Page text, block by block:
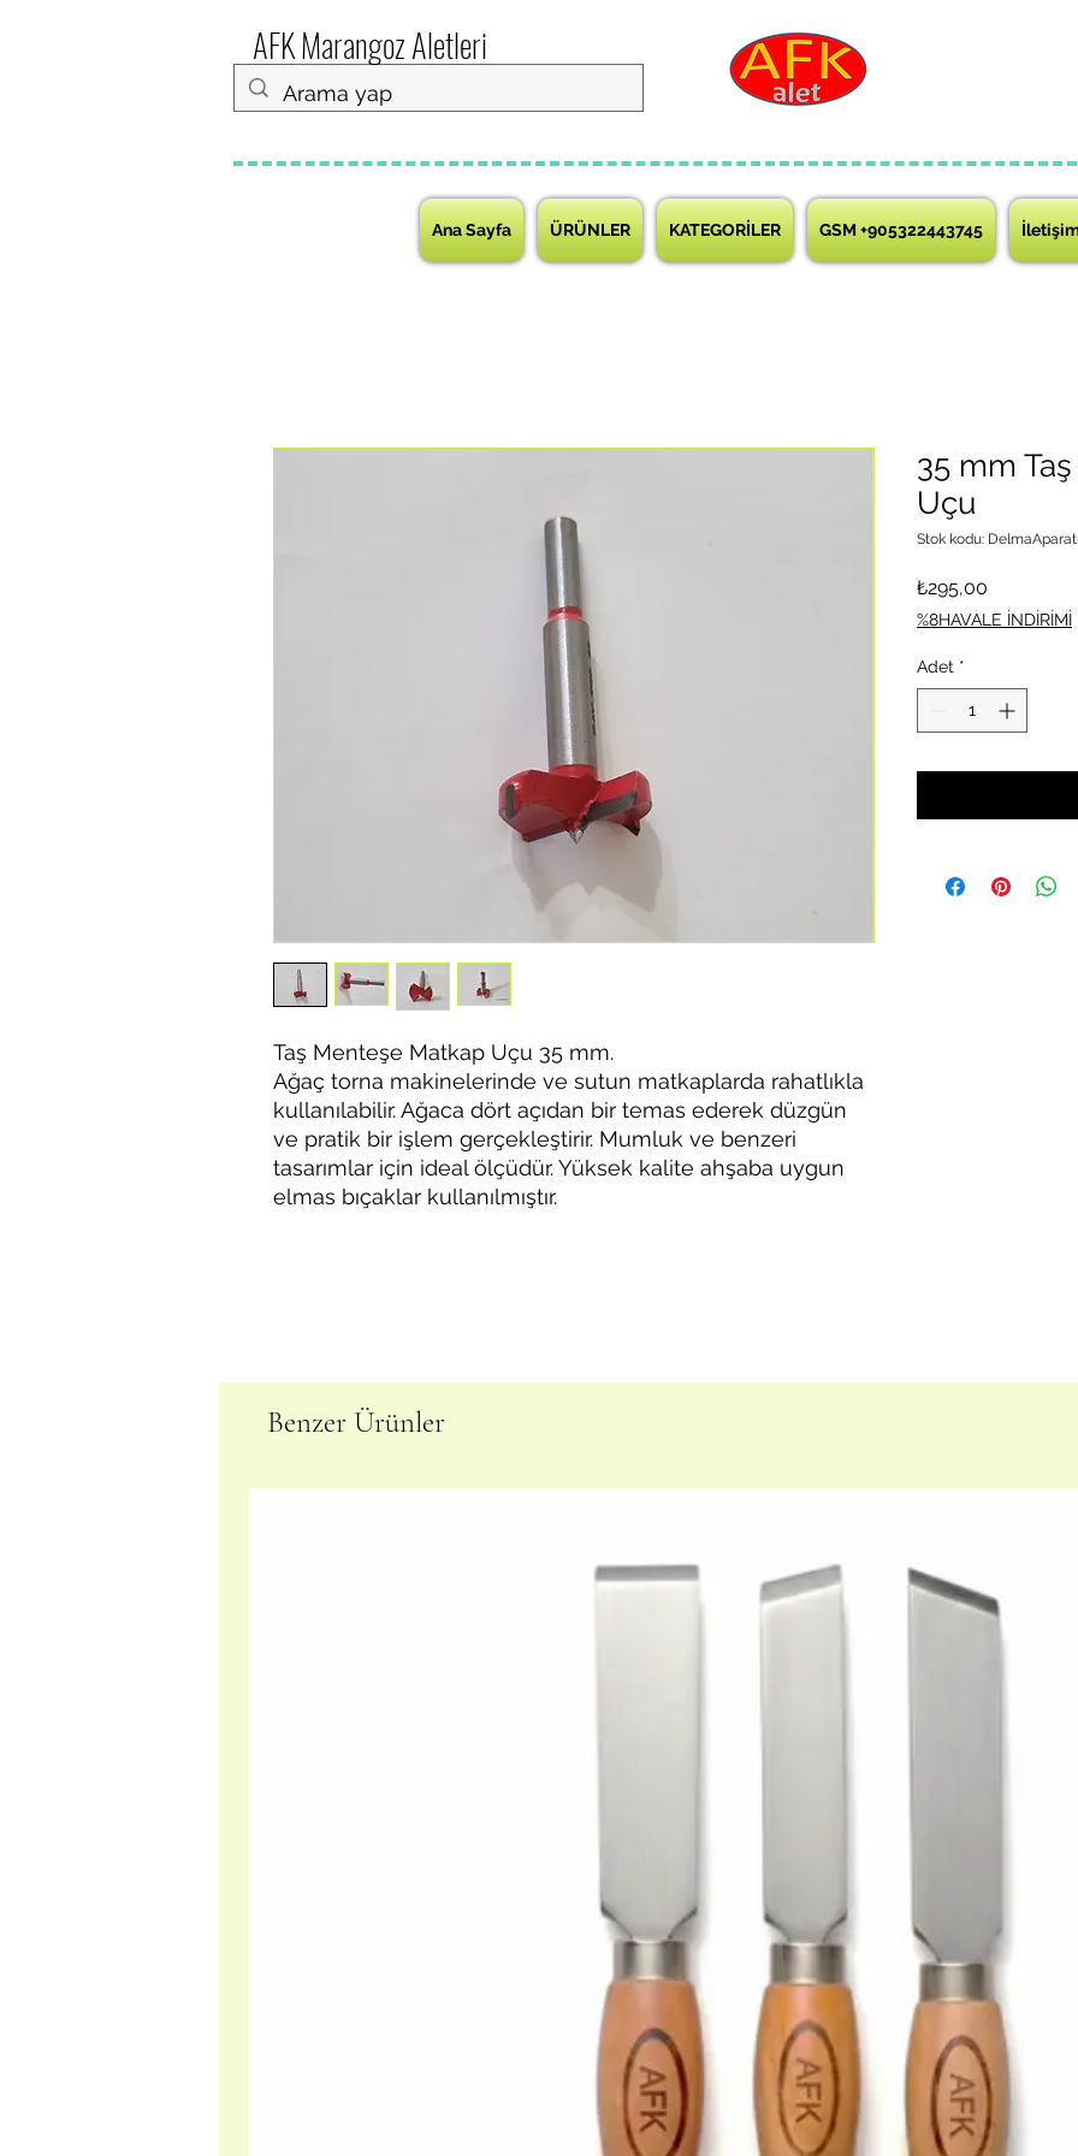
AFK Marangoz Aletleri
Ana Sayfa ÜRÜNLER KATEGORİLER GSM +905322443745
Taş Menteşe Matkap Uçu 35 mm.
Ağaç torna makinelerinde ve sutun matkaplarda rahatlıkla
kullanılabilir. Ağaca dört açıdan bir temas ederek düzgün
ve pratik bir işlem gerçekleştirir. Mumluk ve benzeri
tasarımlar için ideal ölçüdür. Yüksek kalite ahşaba uygun
elmas bıçaklar kullanılmıştır.
35 mm
Uçu
Stok kodu:
₺295,00
%8HAVALE İNDİRİMİ
Adet *
Benzer Ürünler